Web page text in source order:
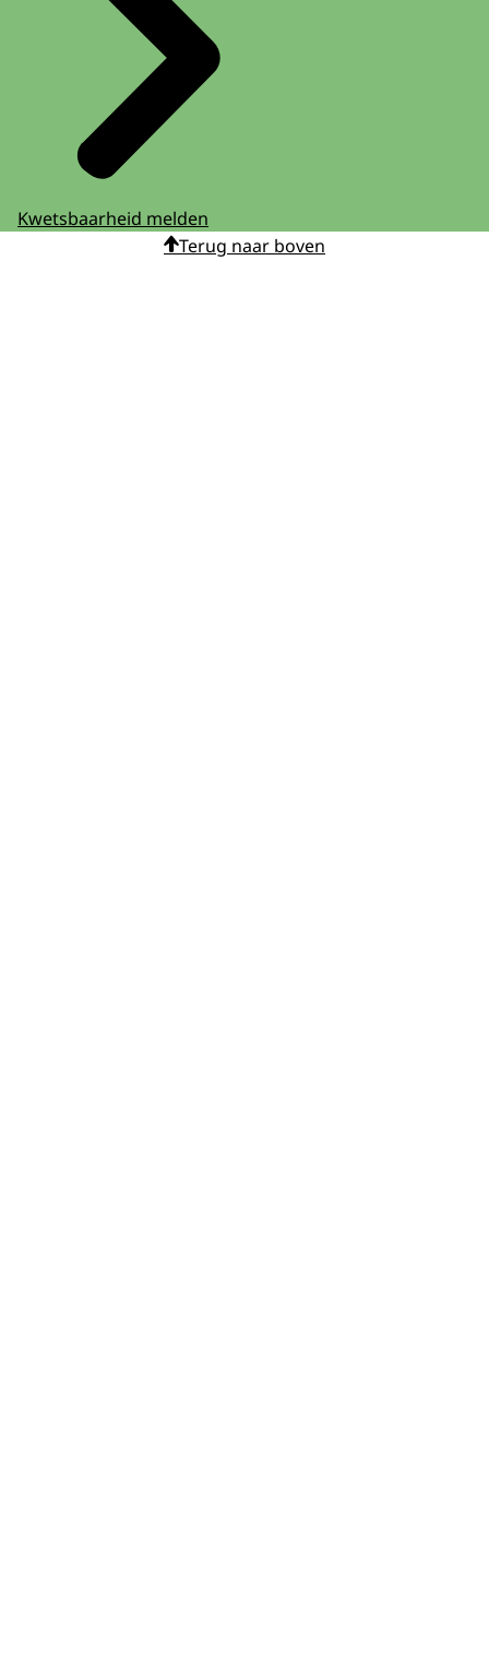
Kwetsbaarheid melden
Terug naar boven